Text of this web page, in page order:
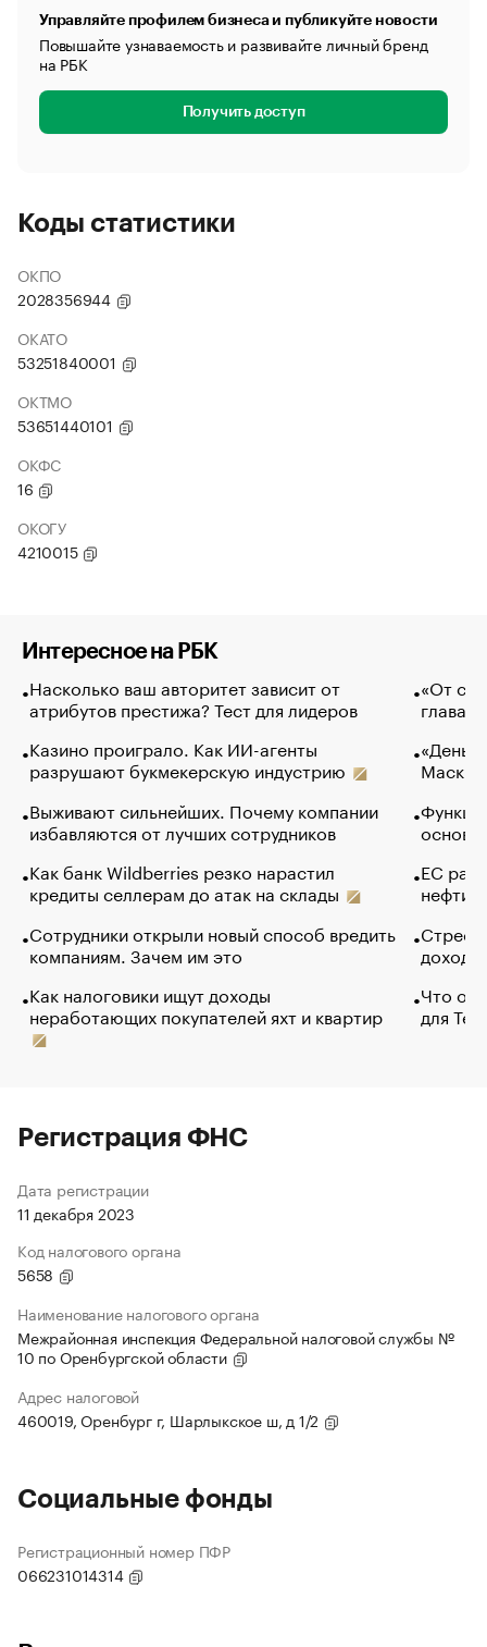
Управляйте профилем бизнеса и публикуйте новости
Повышайте узнаваемость и развивайте личный бренд
на РБК
Получить доступ
Коды статистики
ОКПО
2028356944
ОКАТО
53251840001
ОКТМО
53651440101
ОКФС
16
ОКОГУ
4210015
Интересное на РБК
Насколько ваш авторитет зависит от
атрибутов престижа? Тест для лидеров
Казино проиграло. Как ИИ-агенты
разрушают букмекерскую индустрию
Выживают сильнейших. Почему компании
избавляются от лучших сотрудников
Как банк Wildberries резко нарастил
кредиты селлерам до атак на склады
Сотрудники открыли новый способ вредить
компаниям. Зачем им это
Как налоговики ищут доходы
неработающих покупателей яхт и квартир
«От
глава
Маск в
основ
ЕС
нефти
Что
для
Регистрация ФНС
Дата регистрации
11 декабря 2023
Код налогового органа
5658
Наименование налогового органа
Межрайонная инспекция Федеральной налоговой службы №
10 по Оренбургской области
Адрес налоговой
460019, Оренбург г, Шарлыкское ш, д 1/2
Социальные фонды
Регистрационный номер ПФР
066231014314